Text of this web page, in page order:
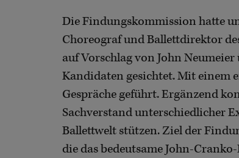
Die Findungskommission hatte
Choreograf und Ballettdirektor
auf Vorschlag von John
Kandidaten gesichtet. Mit einem
Gespräche geführt. Ergänzend
Sachverstand unterschiedlicher
Ballettwelt stützen. Ziel der
die das bedeutsame John-